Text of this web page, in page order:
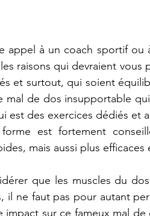
appel à un coach sportif ou
raisons qui devraient vous
et surtout, qui soient
mal de dos insupportable
est des exercices dédiés et
est fortement
mais aussi plus efficaces
que les muscles du
il ne faut pas pour autant
impact sur ce fameux mal